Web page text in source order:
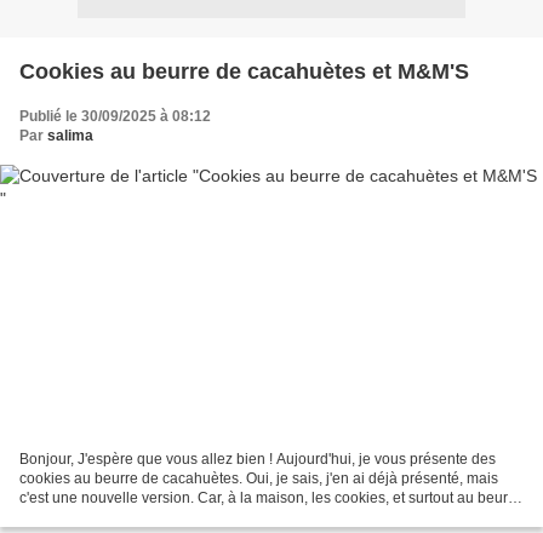
Cookies au beurre de cacahuètes et M&M'S
Publié le 30/09/2025 à 08:12
Par salima
Bonjour, J'espère que vous allez bien ! Aujourd'hui, je vous présente des
cookies au beurre de cacahuètes. Oui, je sais, j'en ai déjà présenté, mais
c'est une nouvelle version. Car, à la maison, les cookies, et surtout au beurre